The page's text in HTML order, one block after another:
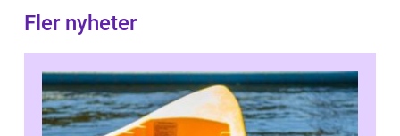
Fler nyheter